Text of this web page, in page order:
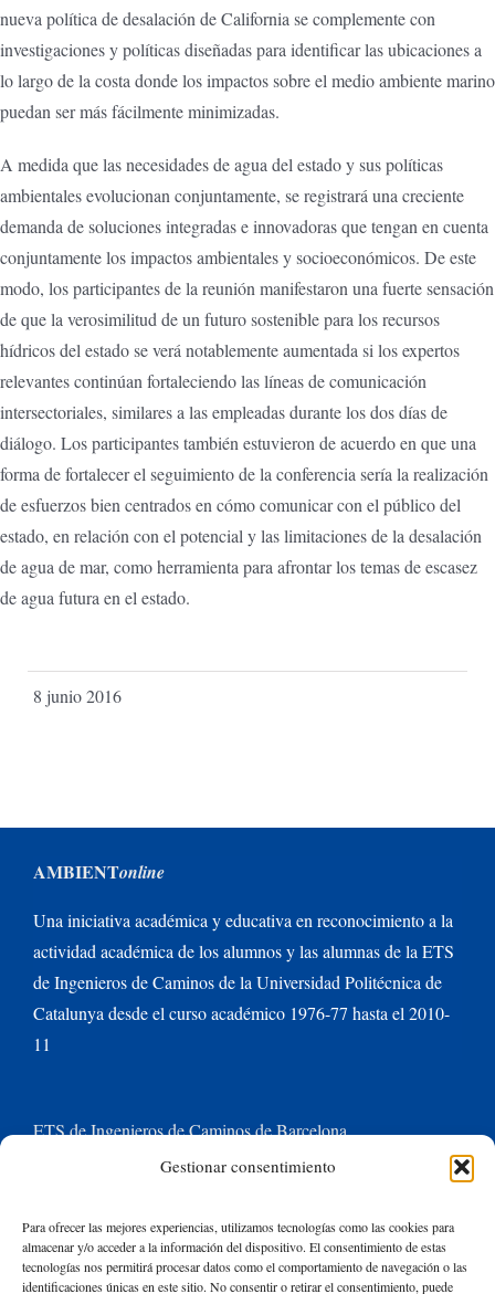
Gestionar consentimiento
Para ofrecer las mejores experiencias, utilizamos tecnologías como las cookies para
almacenar y/o acceder a la información del dispositivo. El consentimiento de estas
tecnologías nos permitirá procesar datos como el comportamiento de navegación o las
identificaciones únicas en este sitio. No consentir o retirar el consentimiento, puede
nueva política de desalación de California se complemente con
investigaciones y políticas diseñadas para identificar las ubicaciones a
lo largo de la costa donde los impactos sobre el medio ambiente marino
puedan ser más fácilmente minimizadas.
A medida que las necesidades de agua del estado y sus políticas
ambientales evolucionan conjuntamente, se registrará una creciente
demanda de soluciones integradas e innovadoras que tengan en cuenta
conjuntamente los impactos ambientales y socioeconómicos. De este
modo, los participantes de la reunión manifestaron una fuerte sensación
de que la verosimilitud de un futuro sostenible para los recursos
hídricos del estado se verá notablemente aumentada si los expertos
relevantes continúan fortaleciendo las líneas de comunicación
intersectoriales, similares a las empleadas durante los dos días de
diálogo. Los participantes también estuvieron de acuerdo en que una
forma de fortalecer el seguimiento de la conferencia sería la realización
de esfuerzos bien centrados en cómo comunicar con el público del
estado, en relación con el potencial y las limitaciones de la desalación
de agua de mar, como herramienta para afrontar los temas de escasez
de agua futura en el estado.
8 junio 2016
AMBIENTonline
Una iniciativa académica y educativa en reconocimiento a la
actividad académica de los alumnos y las alumnas de la ETS
de Ingenieros de Caminos de la Universidad Politécnica de
Catalunya desde el curso académico 1976-77 hasta el 2010-
11
ETS de Ingenieros de Caminos de Barcelona
Universitat Politècnica de Catalunya BarcelonaTech
Contacte con nosotros